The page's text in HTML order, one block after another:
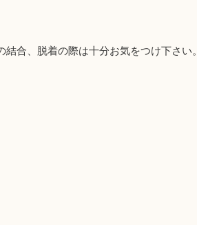
合、脱着の際は十分お気をつけ下さい。